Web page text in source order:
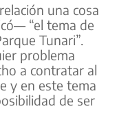
una cosa
“el tema de
Tunari”.
problema
a contratar al
y en este tema
de ser